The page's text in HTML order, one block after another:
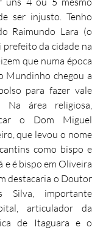
ser injusto. Tenho
Raimundo Lara (o
prefeito da cidade na
que numa época
Mundinho chegou a
para fazer vale
Na área religiosa,
o Dom Miguel
que levou o nome
como bispo e
e é bispo em Oliveira
destacaria o Doutor
Silva, importante
articulador da
de Itaguara e o